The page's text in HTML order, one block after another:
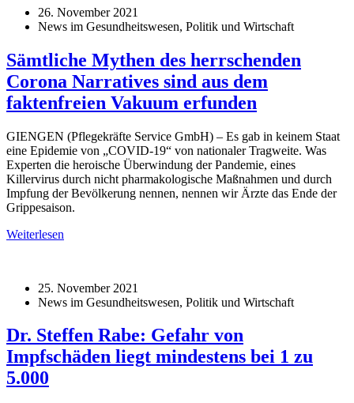
26. November 2021
News im Gesundheitswesen, Politik und Wirtschaft
Sämtliche Mythen des herrschenden
Corona Narratives sind aus dem
faktenfreien Vakuum erfunden
GIENGEN (Pflegekräfte Service GmbH) – Es gab in keinem Staat
eine Epidemie von „COVID-19“ von nationaler Tragweite. Was
Experten die heroische Überwindung der Pandemie, eines
Killervirus durch nicht pharmakologische Maßnahmen und durch
Impfung der Bevölkerung nennen, nennen wir Ärzte das Ende der
Grippesaison.
Weiterlesen
25. November 2021
News im Gesundheitswesen, Politik und Wirtschaft
Dr. Steffen Rabe: Gefahr von
Impfschäden liegt mindestens bei 1 zu
5.000